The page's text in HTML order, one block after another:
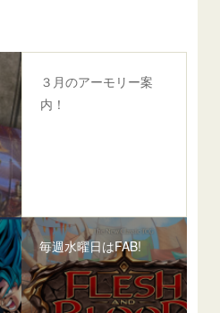
３月のアーモリー案
内！
毎週水曜日はFAB!